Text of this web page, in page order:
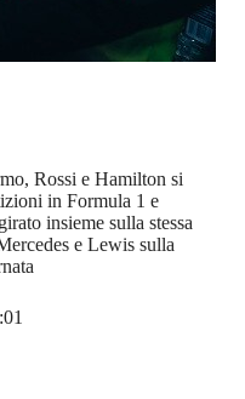
Rossi e Hamilton si
in Formula 1 e
insieme sulla stessa
e Lewis sulla